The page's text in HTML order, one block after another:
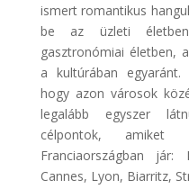
ismert romantikus
be az üzleti
gasztronómiai életben,
a kultúrában
hogy azon városok
legalább egyszer
célpontok, amiket
Franciaországban jár:
Cannes, Lyon, Biarritz,